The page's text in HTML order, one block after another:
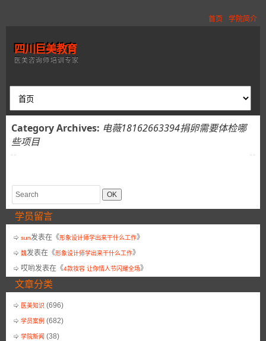
首页 学院简介
四川巨美教育
医美咨询师培训专家
Category Archives: 电薇18162663394捐卵需要体检哪
些项目
学员留言
sun发表在《形象设计师学出来干什么工作》
魏发表在《形象设计师学出来干什么工作》
哎哟发表在《4款妆容 让你情人节闪耀全场》
文章分类
医美知识 (696)
学员案例 (682)
学院新闻 (38)